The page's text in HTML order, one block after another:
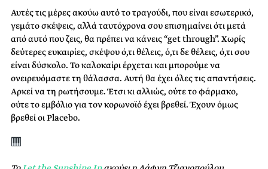
Αυτές τις μέρες ακούω αυτό το τραγούδι, που είναι εσωτερικό,
γεμάτο σκέψεις, αλλά ταυτόχρονα σου επισημαίνει ότι μετά
από αυτό που ζεις, θα πρέπει να κάνεις “get through”. Χωρίς
δεύτερες ευκαιρίες, σκέψου ό,τι θέλεις, ό,τι δε θέλεις, ό,τι σου
είναι δύσκολο. Το καλοκαίρι έρχεται και μπορούμε να
ονειρευόμαστε τη θάλασσα. Αυτή θα έχει όλες τις απαντήσεις.
Αρκεί να τη ρωτήσουμε. Έτσι κι αλλιώς, ούτε το φάρμακο,
ούτε το εμβόλιο για τον κορωνοϊό έχει βρεθεί. Έχουν όμως
βρεθεί οι Placebo.